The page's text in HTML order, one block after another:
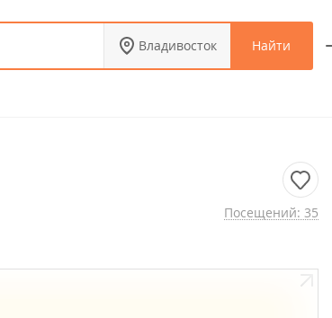
Владивосток Найти
Посещений: 35